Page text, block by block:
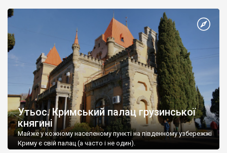
Утьос. Кримський палац грузинської
княгині
Майже у кожному населеному пункті на південному узбережжі
Криму є свій палац (а часто і не один).